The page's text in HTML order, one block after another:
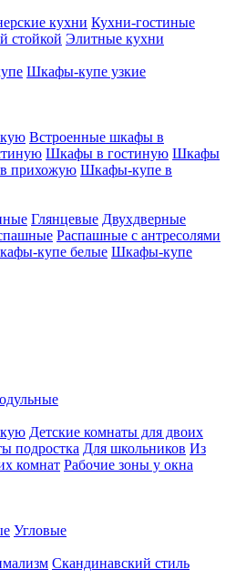
кухни Кухни-гостиные
стойкой Элитные кухни
Шкафы-купе узкие
Встроенные шкафы в
Шкафы в гостиную Шкафы
прихожую Шкафы-купе в
Глянцевые Двухдверные
Распашные с антресолями
купе белые Шкафы-купе
Детские комнаты для двоих
подростка Для школьников Из
комнат Рабочие зоны у окна
Угловые
Скандинавский стиль